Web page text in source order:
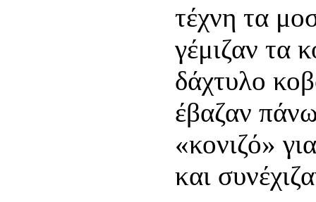
τέχνη τα
γέμιζαν τα
δάχτυλο
έβαζαν
«κονιζό»
και